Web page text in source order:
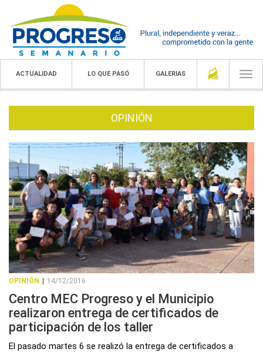
ACTUALIDAD LO QUE PASÓ GALERIAS
OPINIÓN
OPINIÓN | 14/12/2016
Centro MEC Progreso y el Municipio
realizaron entrega de certificados de
participación de los taller
El pasado martes 6 se realizó la entrega de certificados a